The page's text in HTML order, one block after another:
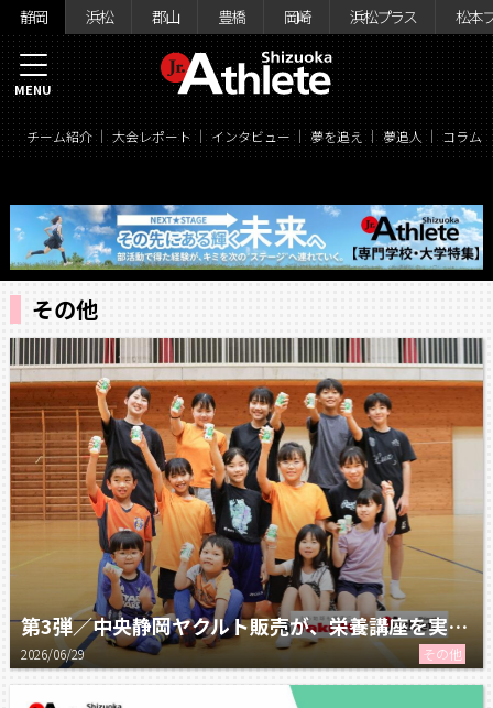
静岡 浜松 郡山 豊橋 岡崎 浜松プラス 松本
チーム紹介 大会レポート インタビュー 夢を追え 夢追人 コラム
MENU
その他
第3弾／中央静岡ヤクルト販売が、栄養講座を実施！
2026/06/29 その他